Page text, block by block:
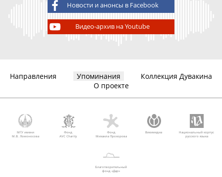
Новости и анонсы в Facebook
Видео-архив на Youtube
Направления Упоминания
Коллекция Дувакина
О проекте
МГУ имени
М.В. Ломоносова
Фонд
AVC Charity
Фонд
Михаила Прохорова
Викимедиа
Национальный корпус
русского языка
Благотворительный
фонд «Дар»